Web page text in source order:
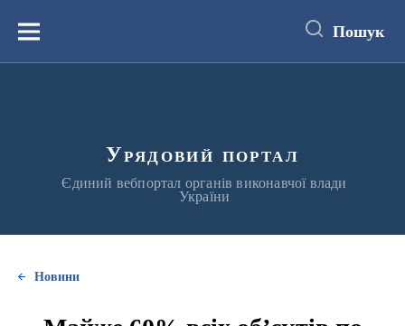
вмістуМеню Пошук
Урядовий портал
Єдиний вебпортал органів виконавчої влади
України
Новини